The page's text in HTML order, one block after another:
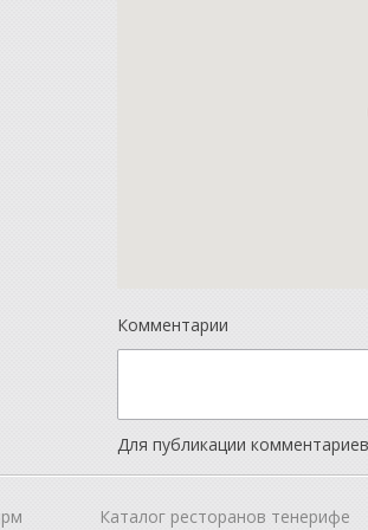
Комментарии
Для публикации
Каталог ресторанов тенерифе